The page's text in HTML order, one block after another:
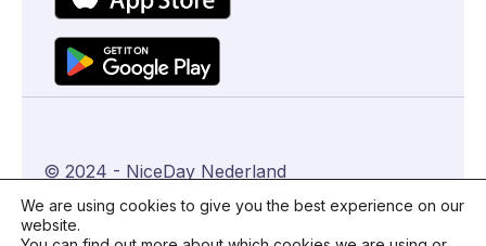
© 2024 - NiceDay Nederland
We are using cookies to give you the best experience on our
website.